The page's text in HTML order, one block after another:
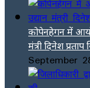
कोपेनहेगन में
मंत्री दिनेश
September